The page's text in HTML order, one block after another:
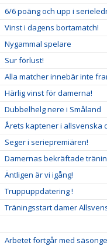
6/6 poäng och upp i
Vinst i dagens bortamatch!
Nygammal spelare
Sur förlust!
Alla matcher innebär inte
Härlig vinst för damerna!
Dubbelhelg nere i Småland
Årets kaptener i allsvenska
Seger i seriepremiären!
Damernas bekräftade
Äntligen är vi igång!
Truppuppdatering !
Träningsstart damer
Arbetet fortgår med